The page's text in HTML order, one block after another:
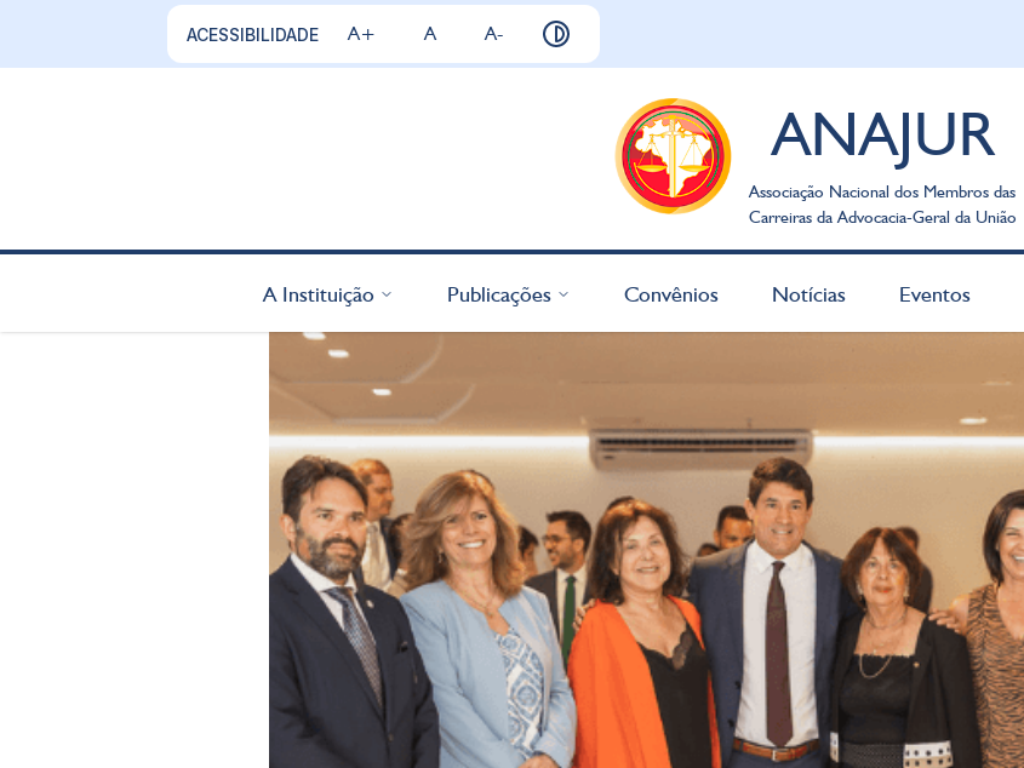
ACESSIBILIDADE A+ A A-
ANAJUR
Associação Nacional dos Membros das
Carreiras da Advocacia-Geral da União
A Instituição Publicações Convênios Notícias Eventos